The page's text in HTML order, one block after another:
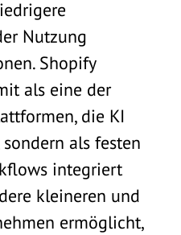
Nutzung
Shopify
als eine der
die KI
als festen
integriert
kleineren und
ermöglicht,